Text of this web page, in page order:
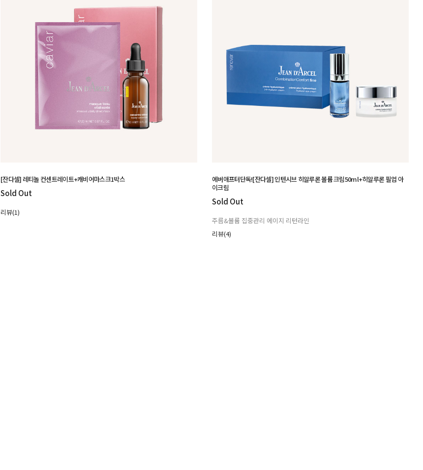
[잔다셀] 레티놀 컨센트레이트+캐비어마스크1박스
Sold Out
리뷰(1)
에버애프터단독![잔다셀] 인텐시브 히알루론 볼륨 크림50ml+히알루론 필업 아
이크림
Sold Out
주름&볼륨 집중관리 에이지 리턴라인
리뷰(4)